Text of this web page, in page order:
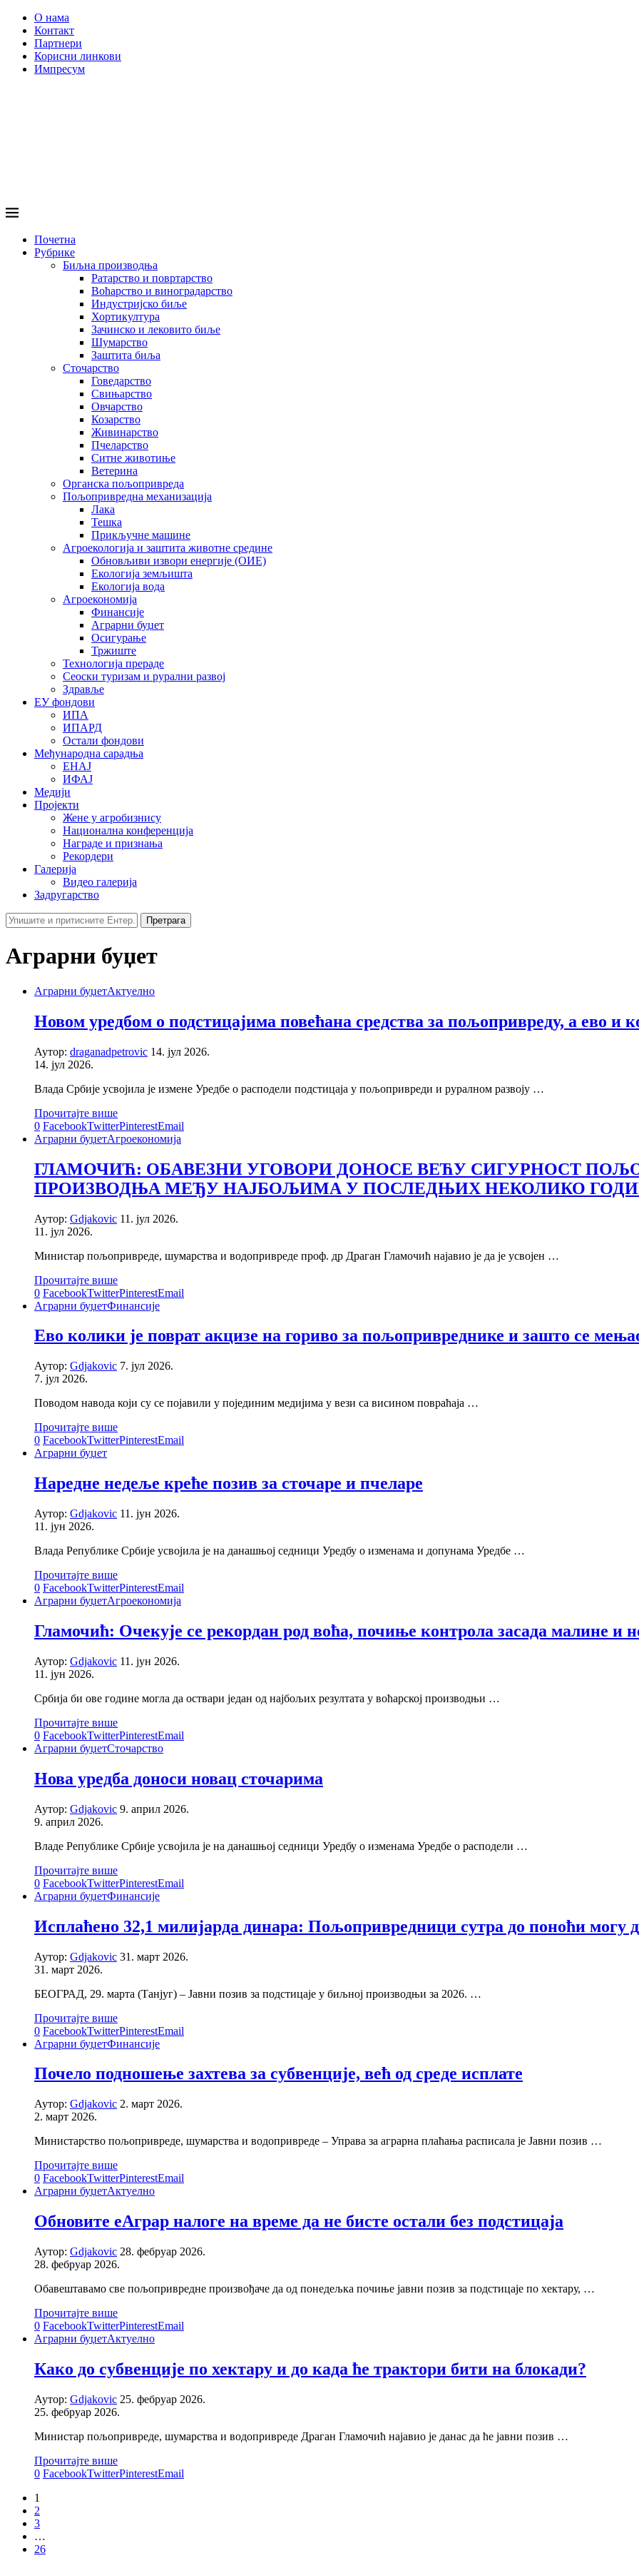
О нама
Контакт
Партнери
Корисни линкови
Импресум
Почетна
Рубрике
Биљна производња
Ратарство и повртарство
Воћарство и виноградарство
Индустријско биље
Хортикултура
Зачинско и лековито биље
Шумарство
Заштита биља
Сточарство
Говедарство
Свињарство
Овчарство
Козарство
Живинарство
Пчеларство
Ситне животиње
Ветерина
Органска пољопривреда
Пољопривредна механизација
Лака
Тешка
Прикључне машине
Агроекологија и заштита животне средине
Обновљиви извори енергије (ОИЕ)
Екологија земљишта
Екологија вода
Агроекономија
Финансије
Аграрни буџет
Осигурање
Тржиште
Технологија прераде
Сеоски туризам и рурални развој
Здравље
ЕУ фондови
ИПА
ИПАРД
Остали фондови
Међународна сарадња
ЕНАЈ
ИФАЈ
Медији
Пројекти
Жене у агробизнису
Национална конференција
Награде и признања
Рекордери
Галерија
Видео галерија
Задругарство
Претрага
Аграрни буџет
Аграрни буџетАктуелно
Новом уредбом о подстицајима повећана средства за пољопривреду, а ево и
Аутор: draganadpetrovic 14. јул 2026.
14. јул 2026.
Влада Србије усвојила је измене Уредбе о расподели подстицаја у пољопривреди и руралном развоју …
Прочитајте више
0 FacebookTwitterPinterestEmail
Аграрни буџетАгроекономија
ГЛАМОЧИЋ: ОБАВЕЗНИ УГОВОРИ ДОНОСЕ ВЕЋУ СИГУРНОСТ
ПРОИЗВОДЊА МЕЂУ НАЈБОЉИМА У ПОСЛЕДЊИХ НЕКОЛИКО
Аутор: Gdjakovic 11. јул 2026.
11. јул 2026.
Министар пољопривреде, шумарства и водопривреде проф. др Драган Гламочић најавио је да је усвојен …
Прочитајте више
0 FacebookTwitterPinterestEmail
Аграрни буџетФинансије
Ево колики је поврат акцизе на гориво за пољопривреднике и зашто се
Аутор: Gdjakovic 7. јул 2026.
7. јул 2026.
Поводом навода који су се појавили у појединим медијима у вези са висином повраћаја …
Прочитајте више
0 FacebookTwitterPinterestEmail
Аграрни буџет
Наредне недеље креће позив за сточаре и пчеларе
Аутор: Gdjakovic 11. јун 2026.
11. јун 2026.
Влада Републике Србије усвојила је на данашњој седници Уредбу о изменама и допунама Уредбе …
Прочитајте више
0 FacebookTwitterPinterestEmail
Аграрни буџетАгроекономија
Гламочић: Очекује се рекордан род воћа, почиње контрола засада малине и
Аутор: Gdjakovic 11. јун 2026.
11. јун 2026.
Србија би ове године могла да оствари један од најбољих резултата у воћарској производњи …
Прочитајте више
0 FacebookTwitterPinterestEmail
Аграрни буџетСточарство
Нова уредба доноси новац сточарима
Аутор: Gdjakovic 9. април 2026.
9. април 2026.
Владе Републике Србије усвојила је на данашњој седници Уредбу о изменама Уредбе о расподели …
Прочитајте више
0 FacebookTwitterPinterestEmail
Аграрни буџетФинансије
Исплаћено 32,1 милијарда динара: Пољопривредници сутра до поноћи могу
Аутор: Gdjakovic 31. март 2026.
31. март 2026.
БЕОГРАД, 29. марта (Танјуг) – Јавни позив за подстицаје у биљној производњи за 2026. …
Прочитајте више
0 FacebookTwitterPinterestEmail
Аграрни буџетФинансије
Почело подношење захтева за субвенције, већ од среде исплате
Аутор: Gdjakovic 2. март 2026.
2. март 2026.
Министарство пољопривреде, шумарства и водопривреде – Управа за аграрна плаћања расписала је Јавни позив …
Прочитајте више
0 FacebookTwitterPinterestEmail
Аграрни буџетАктуелно
Обновите еАграр налоге на време да не бисте остали без подстицаја
Аутор: Gdjakovic 28. фебруар 2026.
28. фебруар 2026.
Обавештавамо све пољопривредне произвођаче да од понедељка почиње јавни позив за подстицаје по хектару, …
Прочитајте више
0 FacebookTwitterPinterestEmail
Аграрни буџетАктуелно
Како до субвенције по хектару и до када ће трактори бити на блокади?
Аутор: Gdjakovic 25. фебруар 2026.
25. фебруар 2026.
Министар пољопривреде, шумарства и водопривреде Драган Гламочић најавио је данас да ће јавни позив …
Прочитајте више
0 FacebookTwitterPinterestEmail
1
2
3
…
26